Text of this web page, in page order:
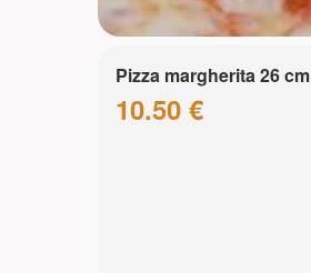
Pizza margherita 26 cm
10.50 €